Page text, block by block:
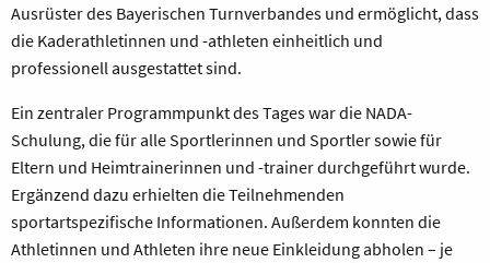
Ausrüster des Bayerischen Turnverbandes und ermöglicht, dass
die Kaderathletinnen und -athleten einheitlich und
professionell ausgestattet sind.
Ein zentraler Programmpunkt des Tages war die NADA-
Schulung, die für alle Sportlerinnen und Sportler sowie für
Eltern und Heimtrainerinnen und -trainer durchgeführt wurde.
Ergänzend dazu erhielten die Teilnehmenden
sportartspezifische Informationen. Außerdem konnten die
Athletinnen und Athleten ihre neue Einkleidung abholen – je